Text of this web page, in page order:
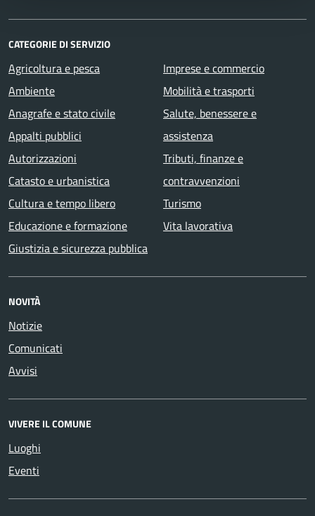
CATEGORIE DI SERVIZIO
Agricoltura e pesca
Ambiente
Anagrafe e stato civile
Appalti pubblici
Autorizzazioni
Catasto e urbanistica
Cultura e tempo libero
Educazione e formazione
Giustizia e sicurezza pubblica
Imprese e commercio
Mobilità e trasporti
Salute, benessere e
assistenza
Tributi, finanze e
contravvenzioni
Turismo
Vita lavorativa
NOVITÀ
Notizie
Comunicati
Avvisi
VIVERE IL COMUNE
Luoghi
Eventi